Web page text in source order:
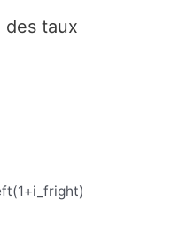
des taux